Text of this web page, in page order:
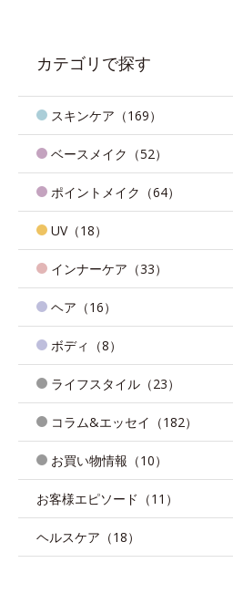
カテゴリで探す
スキンケア（169）
ベースメイク（52）
ポイントメイク（64）
UV（18）
インナーケア（33）
ヘア（16）
ボディ（8）
ライフスタイル（23）
コラム&エッセイ（182）
お買い物情報（10）
お客様エピソード（11）
ヘルスケア（18）